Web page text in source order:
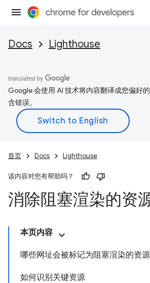
Docs Lighthouse
Google 会使用 AI 技术将内容翻译成您偏好
含错误。
首页 Docs Lighthouse
该内容对您有帮助吗？
消除阻塞渲染的资
本页内容
哪些网址会被标记为阻塞渲染的资源
如何识别关键资源